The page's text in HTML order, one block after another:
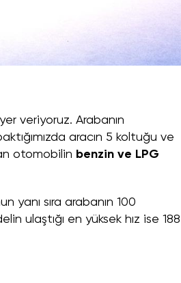
veriyoruz. Arabanın
aracın 5 koltuğu ve
otomobilin benzin ve LPG
yanı sıra arabanın 100
ulaştığı en yüksek hız ise 188